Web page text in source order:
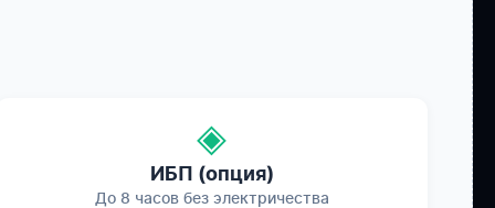
◈
ИБП (опция)
До 8 часов без электричества